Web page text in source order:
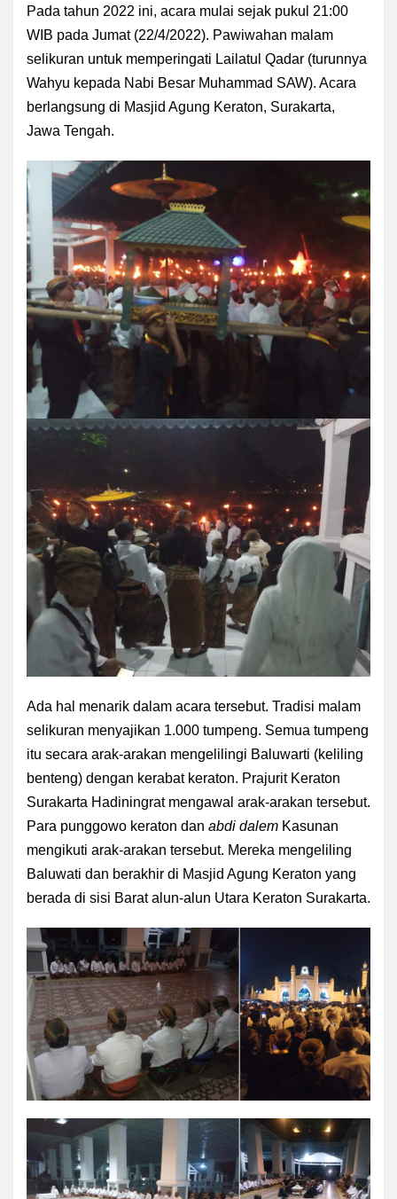
Pada tahun 2022 ini, acara mulai sejak pukul 21:00
WIB pada Jumat (22/4/2022). Pawiwahan malam
selikuran untuk memperingati Lailatul Qadar (turunnya
Wahyu kepada Nabi Besar Muhammad SAW). Acara
berlangsung di Masjid Agung Keraton, Surakarta,
Jawa Tengah.
Ada hal menarik dalam acara tersebut. Tradisi malam
selikuran menyajikan 1.000 tumpeng. Semua tumpeng
itu secara arak-arakan mengelilingi Baluwarti (keliling
benteng) dengan kerabat keraton. Prajurit Keraton
Surakarta Hadiningrat mengawal arak-arakan tersebut.
Para punggowo keraton dan abdi dalem Kasunan
mengikuti arak-arakan tersebut. Mereka mengeliling
Baluwati dan berakhir di Masjid Agung Keraton yang
berada di sisi Barat alun-alun Utara Keraton Surakarta.